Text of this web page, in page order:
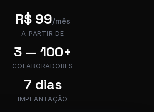
R$ 99/mês
A PARTIR DE
3 — 100+
COLABORADORES
7 dias
IMPLANTAÇÃO